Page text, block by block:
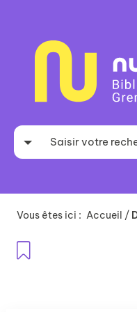
recherche
Vous êtes ici : Accueil /